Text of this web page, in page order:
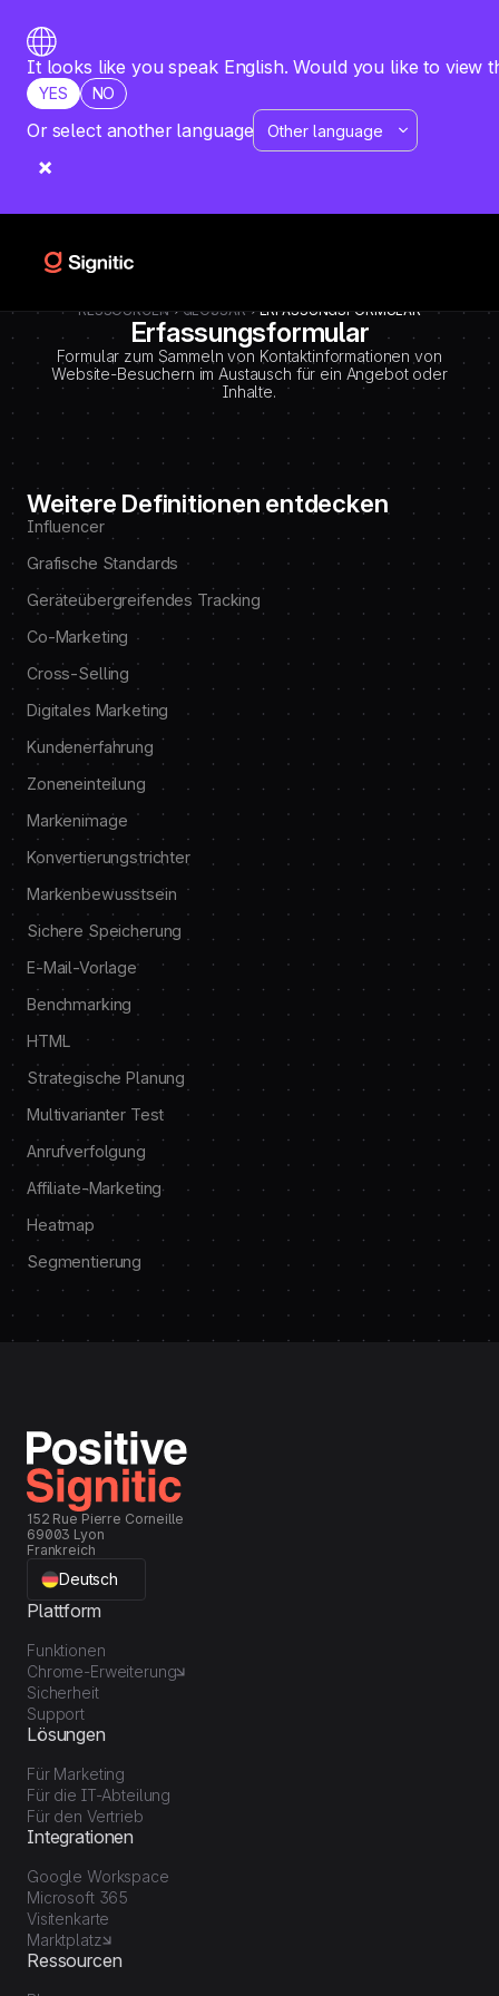
DEBUT CODE E - TEMPLATE CMS DEFINITIONS / LEXIQUE
Emplacement Webflow: Template CMS Definitions > Page settings >
Custom code > Inside tag
It looks like you speak English. Would you like to view
YES NO
Or select another language
RESSOURCEN GLOSSAR ERFASSUNGSFORMULAR
Erfassungsformular
Formular zum Sammeln von Kontaktinformationen von
Website-Besuchern im Austausch für ein Angebot oder
Inhalte.
Weitere Definitionen entdecken
Influencer
Grafische Standards
Geräteübergreifendes Tracking
Co-Marketing
Cross-Selling
Digitales Marketing
Kundenerfahrung
Zoneneinteilung
Markenimage
Konvertierungstrichter
Markenbewusstsein
Sichere Speicherung
E-Mail-Vorlage
Benchmarking
HTML
Strategische Planung
Multivarianter Test
Anrufverfolgung
Affiliate-Marketing
Heatmap
Segmentierung
152 Rue Pierre Corneille
69003 Lyon
Frankreich
Deutsch
Plattform
Funktionen
Chrome-Erweiterung
Sicherheit
Support
Lösungen
Für Marketing
Für die IT-Abteilung
Für den Vertrieb
Integrationen
Google Workspace
Microsoft 365
Visitenkarte
Marktplatz
Ressourcen